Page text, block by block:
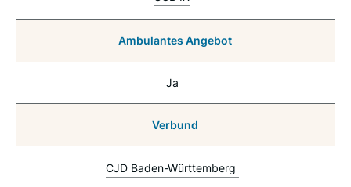
Ambulantes Angebot
Ja
Verbund
CJD Baden-Württemberg